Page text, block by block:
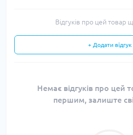
Відгуків про цей товар
+ Додати відгук
Немає відгуків про цей
першим, залиште